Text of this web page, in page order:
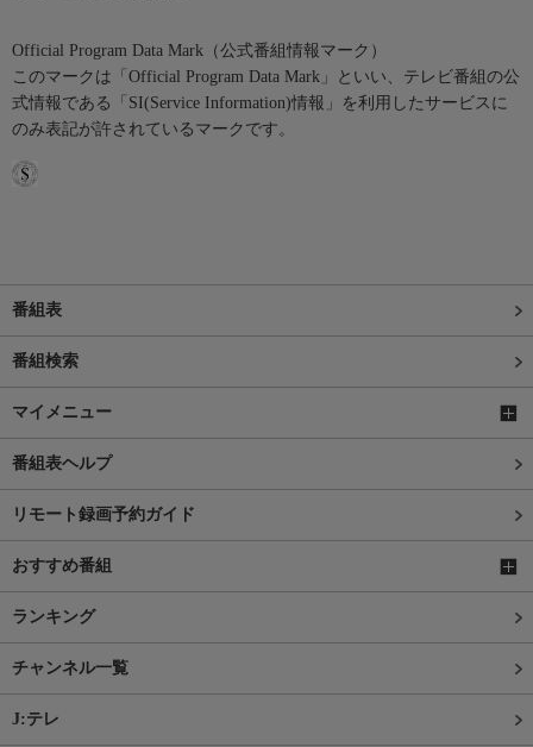
Official Program Data Mark（公式番組情報マーク）
このマークは「Official Program Data Mark」といい、テレビ番組の公
式情報である「SI(Service Information)情報」を利用したサービスに
のみ表記が許されているマークです。
番組表
番組検索
マイメニュー
番組表ヘルプ
リモート録画予約ガイド
おすすめ番組
ランキング
チャンネル一覧
J:テレ